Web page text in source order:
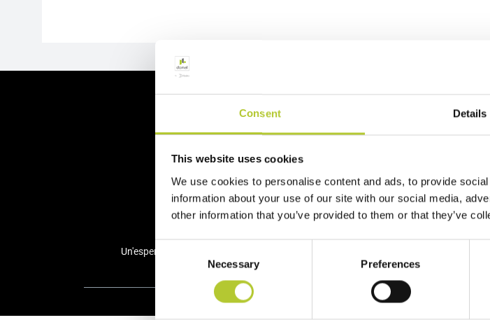
Consent Details
This website uses cookies
We use cookies to personalise content and ads, to provide
information about your use of our site with our social media,
other information that you’ve provided to them or that they’ve
Consent
Necessary Preferences
Ci prendiamo cura
Un'esperienza consolidata nel tempo